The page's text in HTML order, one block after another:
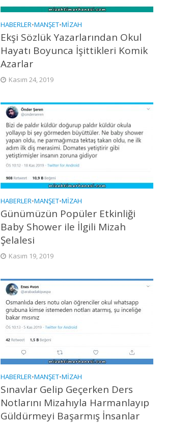
HABERLER•MANŞET•MIZAH
Ekşi Sözlük Yazarlarından Okul
Hayatı Boyunca İşittikleri Komik
Azarlar
Kasım 24, 2019
HABERLER•MANŞET•MIZAH
Günümüzün Popüler Etkinliği
Baby Shower ile İlgili Mizah
Şelalesi
Kasım 19, 2019
HABERLER•MANŞET•MIZAH
Sınavlar Gelip Geçerken Ders
Notlarını Mizahıyla Harmanlayıp
Güldürmeyi Başarmış İnsanlar